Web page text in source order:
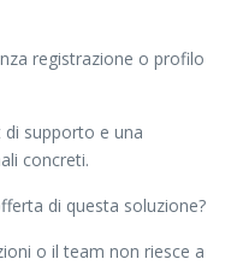
registrazione o profilo
supporto e una
concreti.
di questa soluzione?
o il team non riesce a